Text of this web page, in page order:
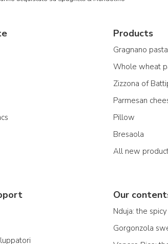
Products
Gragnano pasta
Whole wheat
Zizzona of
Parmesan
Pillow
Bresaola
All new
Our
Nduja: the
Gorgonzola